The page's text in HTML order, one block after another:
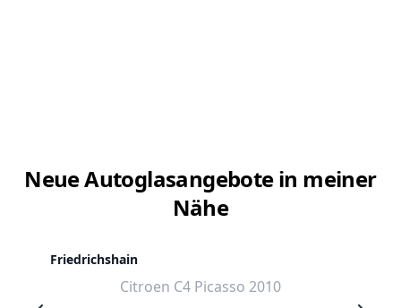
Neue Autoglasangebote in meiner
Nähe
Friedrichshain
Citroen C4 Picasso 2010